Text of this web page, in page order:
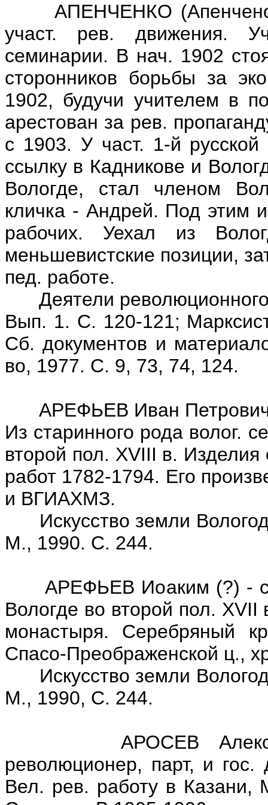
АПЕНЧЕНКО
участ. рев. движения.
семинарии. В нач. 1902
сторонников борьбы за
1902, будучи учителем в
арестован за рев.
с 1903. У част. 1-й
ссылку в Кадникове и
Вологде, стал членом
кличка - Андрей. Под этим
рабочих. Уехал из
меньшевистские позиции,
пед. работе.
Деятели
Вып. 1. С. 120-121;
Сб. документов и
во, 1977. С. 9, 73, 74, 124.
АРЕФЬЕВ Иван Петрович
Из старинного рода волог.
второй пол. XVIII в.
работ 1782-1794. Его
и ВГИАХМЗ.
Искусство земли
М., 1990. С. 244.
АРЕФЬЕВ Иоаким (?) -
Вологде во второй пол.
монастыря. Серебряный
Спасо-Преображенской ц.,
Искусство земли
М., 1990, С. 244.
АРОСЕВ Александр
революционер, парт, и
Вел. рев. работу в Казани,